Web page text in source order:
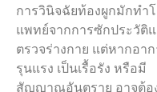
การวินิจฉัยท้องผูกมักทำ
แพทย์จากการซักประวัติ
ตรวจร่างกาย แต่หากอา
รุนแรง เป็นเรื้อรัง หรือมี
สัญญาณอันตราย อาจต้อ